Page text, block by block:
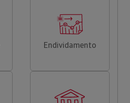
Endividamento